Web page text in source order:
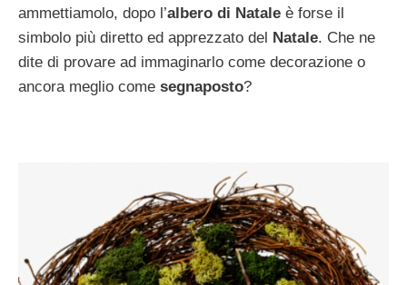
ammettiamolo, dopo l’albero di Natale è forse il
simbolo più diretto ed apprezzato del Natale. Che ne
dite di provare ad immaginarlo come decorazione o
ancora meglio come segnaposto?